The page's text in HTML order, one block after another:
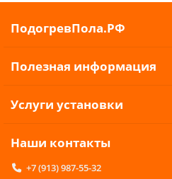
ПодогревПола.РФ
Полезная информация
Услуги установки
Наши контакты
+7 (913) 987-55-32